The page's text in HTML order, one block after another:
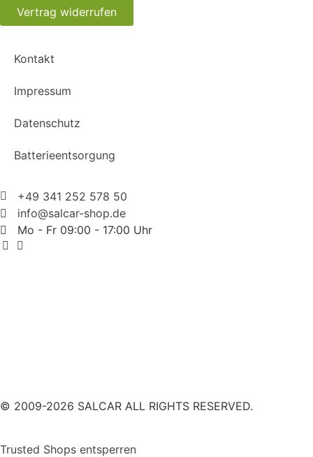
Vertrag widerrufen
Kontakt
Impressum
Datenschutz
Batterieentsorgung
+49 341 252 578 50
info@salcar-shop.de
Mo - Fr 09:00 - 17:00 Uhr
© 2009-2026 SALCAR ALL RIGHTS RESERVED.
Trusted Shops entsperren